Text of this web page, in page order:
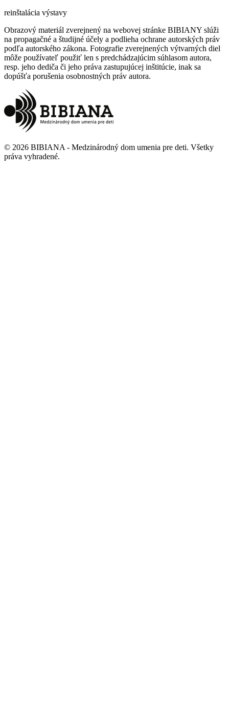
reinštalácia výstavy
Obrazový materiál zverejnený na webovej stránke BIBIANY slúži
na propagačné a študijné účely a podlieha ochrane autorských práv
podľa autorského zákona. Fotografie zverejnených výtvarných diel
môže používateľ použiť len s predchádzajúcim súhlasom autora,
resp. jeho dediča či jeho práva zastupujúcej inštitúcie, inak sa
dopúšťa porušenia osobnostných práv autora.
© 2026 BIBIANA - Medzinárodný dom umenia pre deti. Všetky
práva vyhradené.